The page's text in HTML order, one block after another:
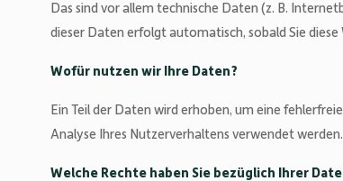
Das sind vor allem technische Daten (z. B.
dieser Daten erfolgt automatisch, sobald Sie
Wofür nutzen wir Ihre Daten?
Ein Teil der Daten wird erhoben, um eine
Analyse Ihres Nutzerverhaltens verwendet werden.
Welche Rechte haben Sie bezüglich Ihrer